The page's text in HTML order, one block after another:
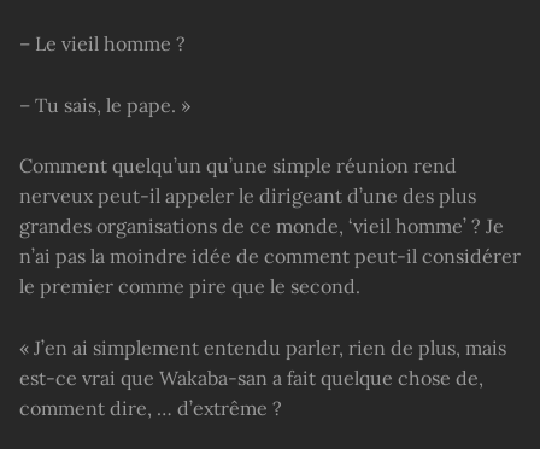
– Le vieil homme ?
– Tu sais, le pape. »
Comment quelqu’un qu’une simple réunion rend
nerveux peut-il appeler le dirigeant d’une des plus
grandes organisations de ce monde, ‘vieil homme’ ? Je
n’ai pas la moindre idée de comment peut-il considérer
le premier comme pire que le second.
« J’en ai simplement entendu parler, rien de plus, mais
est-ce vrai que Wakaba-san a fait quelque chose de,
comment dire, … d’extrême ?